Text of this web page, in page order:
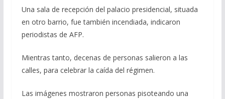
Una sala de recepción del palacio presidencial, situada
en otro barrio, fue también incendiada, indicaron
periodistas de AFP.
Mientras tanto, decenas de personas salieron a las
calles, para celebrar la caída del régimen.
Las imágenes mostraron personas pisoteando una